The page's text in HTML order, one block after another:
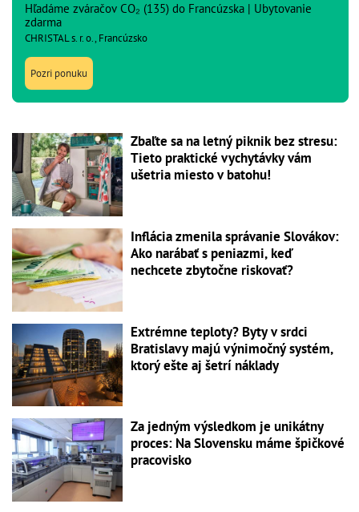
Hľadáme zváračov CO₂ (135) do Francúzska | Ubytovanie
zdarma
CHRISTAL s. r. o., Francúzsko
Pozri ponuku
Zbaľte sa na letný piknik bez stresu:
Tieto praktické vychytávky vám
ušetria miesto v batohu!
Inflácia zmenila správanie Slovákov:
Ako narábať s peniazmi, keď
nechcete zbytočne riskovať?
Extrémne teploty? Byty v srdci
Bratislavy majú výnimočný systém,
ktorý ešte aj šetrí náklady
Za jedným výsledkom je unikátny
proces: Na Slovensku máme špičkové
pracovisko